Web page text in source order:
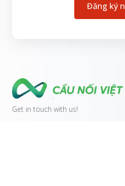
Đăng ký
Get in touch with us!